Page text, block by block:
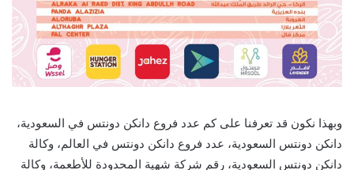
وبهذا نكون قد تعرفنا على كم عدد فروع دانكن دونتس في السعودية،
دانكن دونتس السعودية، عدد فروع دانكن دونتس في العالم، وكالة
دانكن دونتس السعودية، رقم شركة شهية المحدودة للأطعمة، وكالة